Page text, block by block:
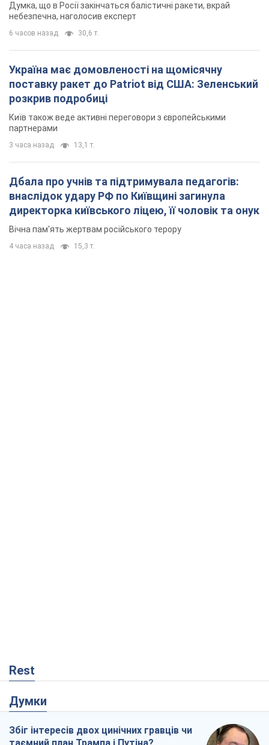
Думка, що в Росії закінчаться балістичні ракети, вкрай
небезпечна, наголосив експерт
6 часов назад 30,6 т.
Україна має домовленості на щомісячну
поставку ракет до Patriot від США: Зеленський
розкрив подробиці
Київ також веде активні переговори з європейськими
партнерами
3 часа назад 13,1 т.
Дбала про учнів та підтримувала педагогів:
внаслідок удару РФ по Київщині загинула
директорка київського ліцею, її чоловік та онук
Вічна пам'ять жертвам російського терору
4 часа назад 15,3 т.
Rest
Думки
Збіг інтересів двох цинічних гравців чи